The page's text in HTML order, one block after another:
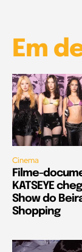
Em
Cinema
Filme-
KATSEYE
Show do
Shopping